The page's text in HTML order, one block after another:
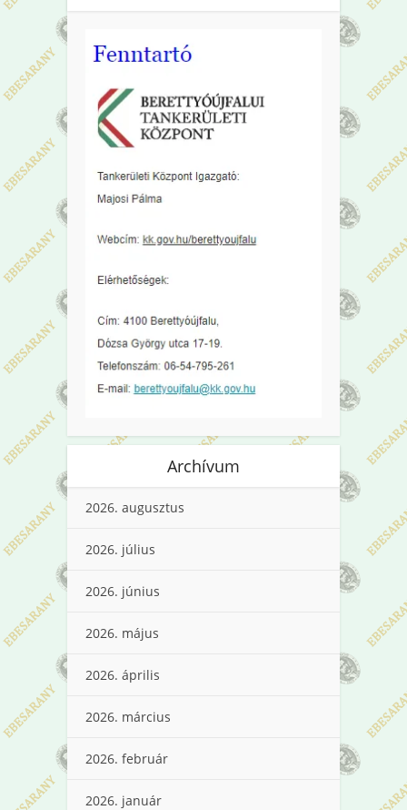
Archívum
2026. augusztus
2026. július
2026. június
2026. május
2026. április
2026. március
2026. február
2026. január